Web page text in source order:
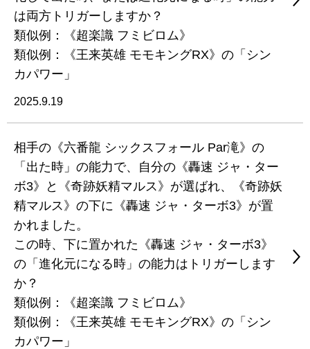
は両方トリガーしますか？
類似例：《超楽識 フミビロム》
類似例：《王来英雄 モモキングRX》の「シン
カパワー」
2025.9.19
相手の《六番龍 シックスフォール Par滝》の
「出た時」の能力で、自分の《轟速 ジャ・ター
ボ3》と《奇跡妖精マルス》が選ばれ、《奇跡妖
精マルス》の下に《轟速 ジャ・ターボ3》が置
かれました。
この時、下に置かれた《轟速 ジャ・ターボ3》
の「進化元になる時」の能力はトリガーします
か？
類似例：《超楽識 フミビロム》
類似例：《王来英雄 モモキングRX》の「シン
カパワー」